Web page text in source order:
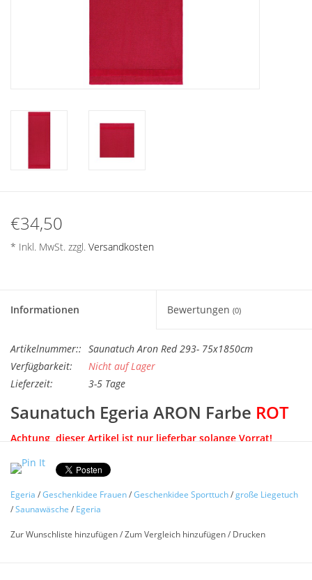
Accessoires Spa
Info-Service
Geprüfter Webshop
Über uns
Vertrag widerrufen
Tel.0049(0)7322-919376
Blog-Aktuelles
€34,50
* Inkl. MwSt. zzgl. Versandkosten
Informationen Bewertungen (0)
Artikelnummer:: Saunatuch Aron Red 293- 75x1850cm
Verfügbarkeit:
Nicht auf Lager
Lieferzeit:
3-5 Tage
Saunatuch Egeria ARON Farbe ROT
Achtung, dieser Artikel ist nur lieferbar solange Vorrat!
Zwischenverkauf vorbehalten.
aus edlem Walkfrottier mit Velourbordüren abgesetzt.
Hochwertiges Saunatuch »ARON« von Egeria, wunderbar
bequem und praktisch für jeden Sauna-Aufenthalt. Dieses
praktische Sauna-Liegetuch besteht aus weichem und
Egeria /Geschenkidee Frauen/Geschenkidee Sporttuch/große Liegetuch
/Saunawäsche / Egeria
Zur Wunschliste hinzufügen/Zum Vergleich hinzufügen/ Drucken